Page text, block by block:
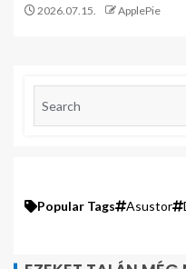
2026.07.15. ApplePie
Popular Tags Asustor